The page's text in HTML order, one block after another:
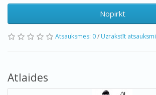
Nopirkt
Atsauksmes: 0/ Uzrakstīt atsauksmi
Atlaides